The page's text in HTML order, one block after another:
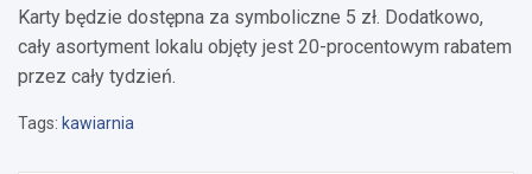
Karty będzie dostępna za symboliczne 5 zł. Dodatkowo,
cały asortyment lokalu objęty jest 20-procentowym rabatem
przez cały tydzień.
Tags: kawiarnia